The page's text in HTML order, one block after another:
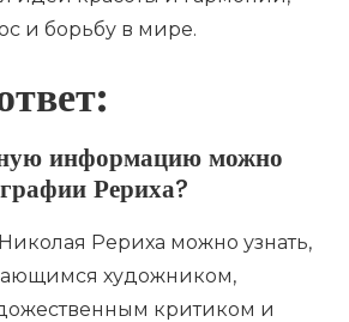
и борьбу в мире.
информацию можно
Рериха?
Рериха можно узнать,
художником,
критиком и